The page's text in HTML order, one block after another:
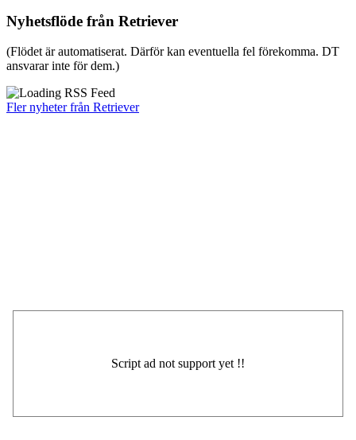
Nyhetsflöde från Retriever
(Flödet är automatiserat. Därför kan eventuella fel förekomma. DT
ansvarar inte för dem.)
Fler nyheter från Retriever